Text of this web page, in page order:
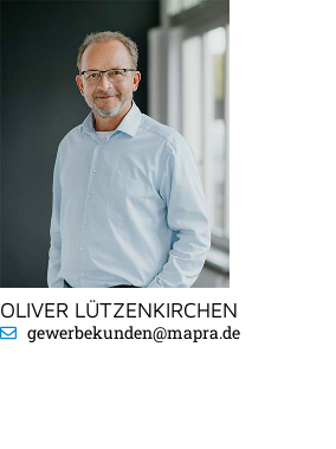
OLIVER LÜTZENKIRCHEN
gewerbekunden@mapra.de